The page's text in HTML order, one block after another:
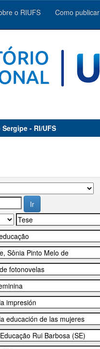
o RIUFS Como publicar
- RI/UFS